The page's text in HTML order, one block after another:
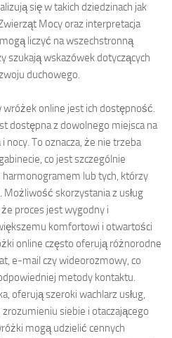
się w takich dziedzinach jak
Mocy oraz interpretacja
liczyć na wszechstronną
szukają wskazówek dotyczących
duchowego.
wróżek online jest ich dostępność.
dostępna z dowolnego miejsca na
nocy. To oznacza, że nie trzeba
co jest szczególnie
lub tych, którzy
skorzystania z usług
proces jest wygodny i
komfortowi i otwartości
online często oferują różnorodne
e-mail czy wideorozmowy, co
metody kontaktu.
oferują szeroki wachlarz usług,
siebie i otaczającego
mogą udzielić cennych